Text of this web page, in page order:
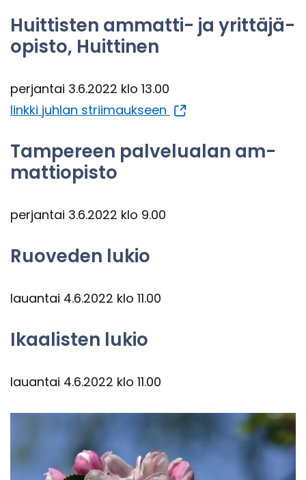
Huit­tis­ten ammatti-​ ja yrit­tä­jä­
opis­to, Huit­ti­nen
per­jan­tai 3.6.2022 klo 13.00
link­ki juh­lan strii­mauk­seen
Tam­pe­reen pal­ve­lua­lan am­
mat­tio­pis­to
per­jan­tai 3.6.2022 klo 9.00
Ruo­ve­den lukio
lau­an­tai 4.6.2022 klo 11.00
Ikaa­lis­ten lukio
lau­an­tai 4.6.2022 klo 11.00